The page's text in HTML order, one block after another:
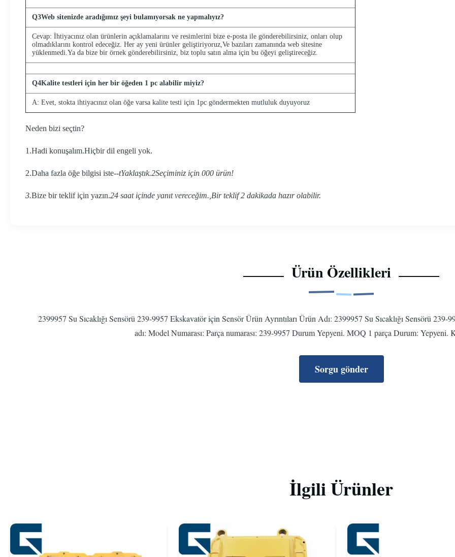
Q3Web sitenizde aradığımız şeyi bulamıyorsak ne yapmalıyız?
Cevap: İhtiyacınız olan ürünlerin açıklamalarını ve resimlerini bize e-posta ile gönderebilirsiniz, onları olup
olmadıklarını kontrol edeceğiz. Her ay yeni ürünler geliştiriyoruz,Ve bazıları zamanında web sitesine
yüklenmedi.Ya da bize bir örnek gönderebilirsiniz, biz toplu satın alma için bu öğeyi geliştireceğiz.
Q4Kalite testleri için her bir öğeden 1 pc alabilir miyiz?
A: Evet, stokta ihtiyacınız olan öğe varsa kalite testi için 1pc göndermekten mutluluk duyuyoruz
Neden bizi seçtin?
1 .Hadi konuşalım.Hiçbir dil engeli yok.
2.Daha fazla öğe bilgisi iste--tYaklaştık.2Seçiminiz için 000 ürün!
3.Bize bir teklif için yazın.24 saat içinde yanıt vereceğim. Bir teklif 2 dakikada hazır olabilir.
Ürün Özellikleri
2399957 Su Sıcaklığı Sensörü 239-9957 Ekskavatör için Sensör Ürün Ayrıntıları Ürün Adı: 2399957 Su Sıcaklığı Sensörü
adı: Model Numarası: Parça numarası: 239-9957 Durum Yepyeni. MOQ 1 parça Durum:
Sorgu gönder
İlgili Ürünler